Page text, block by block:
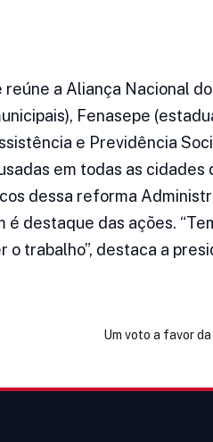
reúne a Aliança Nacional
Fenasepe
e Previdência
em todas as cidades
dessa reforma
destaque das ações.
trabalho”, destaca a
Um voto a favor